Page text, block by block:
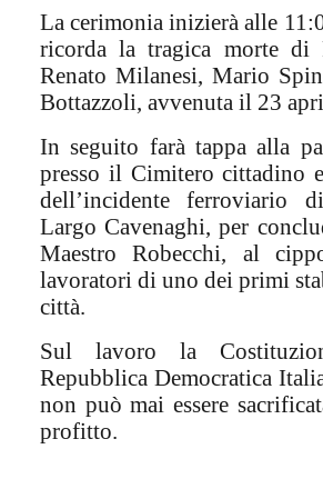
La cerimonia inizierà alle
ricorda la tragica morte di
Renato Milanesi, Mario
Bottazzoli, avvenuta il 23
In seguito farà tappa alla
presso il Cimitero cittadino
dell’incidente ferroviario
Largo Cavenaghi, per
Maestro Robecchi, al
lavoratori di uno dei primi
città.
Sul lavoro la
Repubblica Democratica
non può mai essere
profitto.